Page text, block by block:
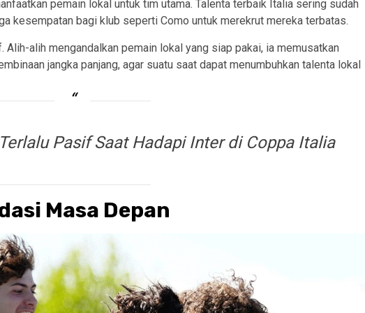
pemain lokal untuk tim utama. Talenta terbaik Italia sering sudah
kesempatan bagi klub seperti Como untuk merekrut mereka terbatas.
alih mengandalkan pemain lokal yang siap pakai, ia memusatkan
jangka panjang, agar suatu saat dapat menumbuhkan talenta lokal
Pasif Saat Hadapi Inter di Coppa Italia
Masa Depan